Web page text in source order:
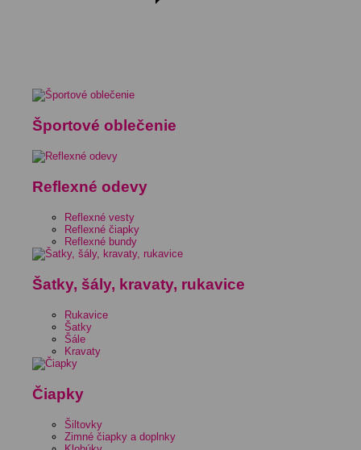
Športové oblečenie
Reflexné odevy
Reflexné vesty
Reflexné čiapky
Reflexné bundy
Šatky, šály, kravaty, rukavice
Rukavice
Šatky
Šále
Kravaty
Čiapky
Šiltovky
Zimné čiapky a doplnky